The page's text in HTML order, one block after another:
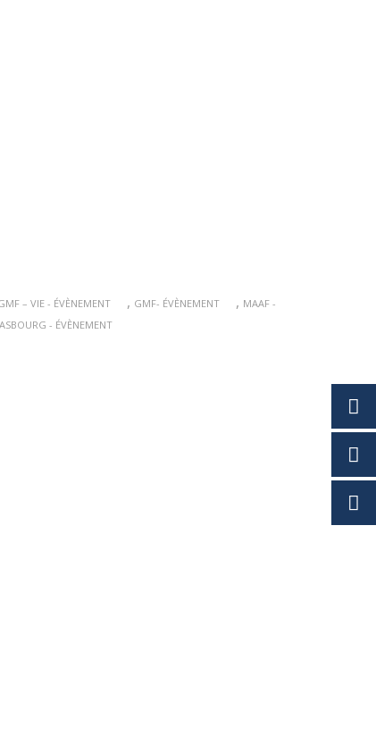
– VIE - ÉVÈNEMENT , GMF- ÉVÈNEMENT , MAAF -
- ÉVÈNEMENT